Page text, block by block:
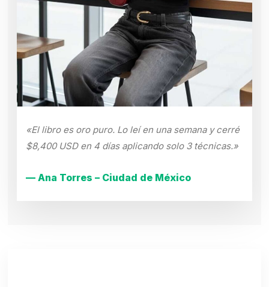
«El libro es oro puro. Lo leí en una semana y cerré
$8,400 USD en 4 días aplicando solo 3 técnicas.»
— Ana Torres – Ciudad de México